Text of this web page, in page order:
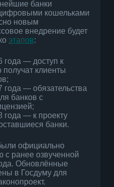
банки
кошельками
новым
внедрение будет
этапов:
года — доступ к
клиенты
года — обязательства
банков с
года — к проекту
банки.
официально
с ранее озвученной
Обновлённые
в Госдуму для